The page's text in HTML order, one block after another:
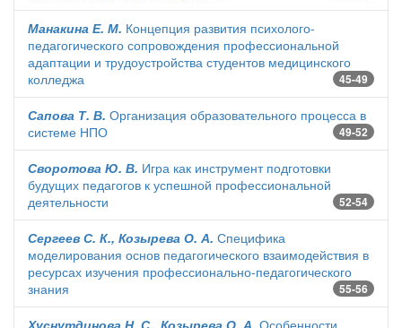
Манакина Е. М. Концепция развития психолого-
педагогического сопровождения профессиональной
адаптации и трудоустройства студентов медицинского
колледжа
45-49
Сапова Т. В. Организация образовательного процесса в
системе НПО
49-52
Своротова Ю. В. Игра как инструмент подготовки
будущих педагогов к успешной профессиональной
деятельности
52-54
Сергеев С. К., Козырева О. А. Специфика
моделирования основ педагогического взаимодействия в
ресурсах изучения профессионально-педагогического
знания
55-56
Хуснутдинова Н. С., Козырева О. А. Особенности